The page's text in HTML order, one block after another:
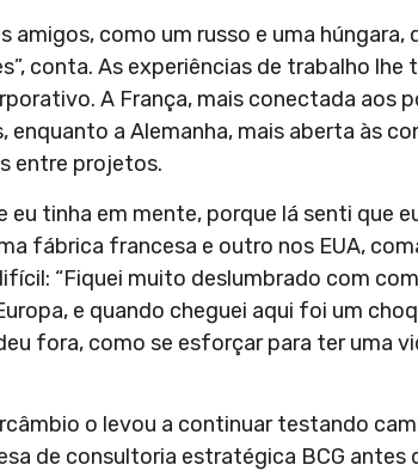
amigos, como um russo e uma húngara,
conta. As experiências de trabalho lhe
A França, mais conectada aos
enquanto a Alemanha, mais aberta às
entre projetos.
eu tinha em mente, porque lá senti que
fábrica francesa e outro nos EUA,
“Fiquei muito deslumbrado com
e quando cheguei aqui foi um
fora, como se esforçar para ter uma
o levou a continuar testando
de consultoria estratégica BCG antes